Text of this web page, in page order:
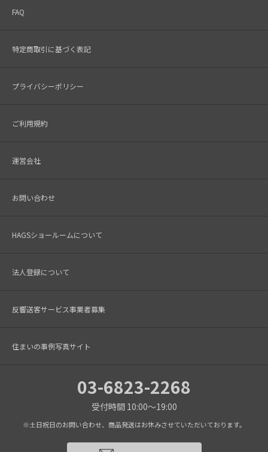
FAQ
特定商取引に基づく表記
プライバシーポリシー
ご利用規約
運営会社
お問い合わせ
HAGSショールームについて
法人登録について
反響送客サービス事業者募集
住まいの事例写真サイト
03-6823-2268
受付時間 10:00～19:00
※土日祝日のお問い合わせ、商品発送はお休みさせていただいております。